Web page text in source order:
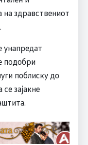
здравствениот
унапредат
подобри
поблиску до
зајакне